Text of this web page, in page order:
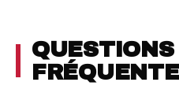
QUESTIONS